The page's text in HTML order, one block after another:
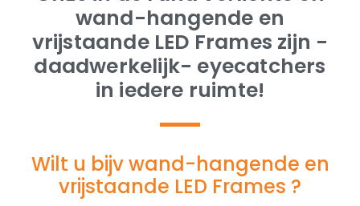
wand-hangende en
vrijstaande LED Frames zijn -
daadwerkelijk- eyecatchers
in iedere ruimte!
Wilt u bijv wand-hangende en
vrijstaande LED Frames ?